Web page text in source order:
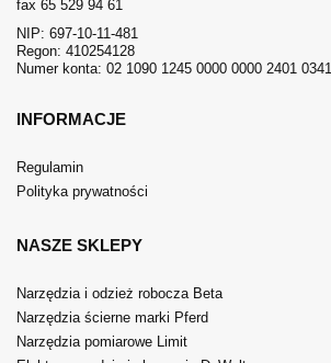
fax 65 529 94 61
NIP: 697-10-11-481
Regon: 410254128
Numer konta: 02 1090 1245 0000 0000 2401 0341
INFORMACJE
Regulamin
Polityka prywatności
NASZE SKLEPY
Narzędzia i odzież robocza Beta
Narzędzia ścierne marki Pferd
Narzędzia pomiarowe Limit